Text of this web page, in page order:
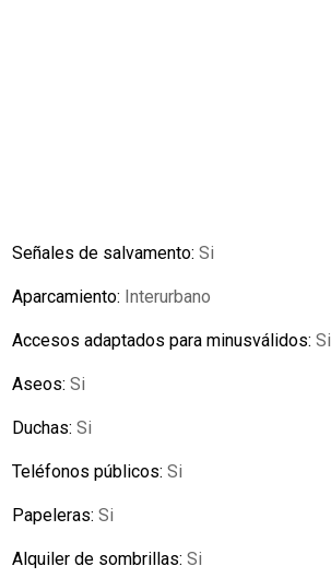
Señales de salvamento:Si
Aparcamiento: Interurbano
Accesos adaptados para minusválidos:Si
Aseos:Si
Duchas:Si
Teléfonos públicos:Si
Papeleras:Si
Alquiler de sombrillas:Si